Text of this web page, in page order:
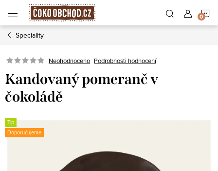
obsah
Speciality
Neohodnoceno Podrobnosti hodnocení
Kandovaný pomeranč v
čokoládě
Tip
Doporučujeme